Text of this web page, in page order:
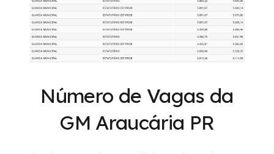
Número de Vagas da
GM Araucária PR